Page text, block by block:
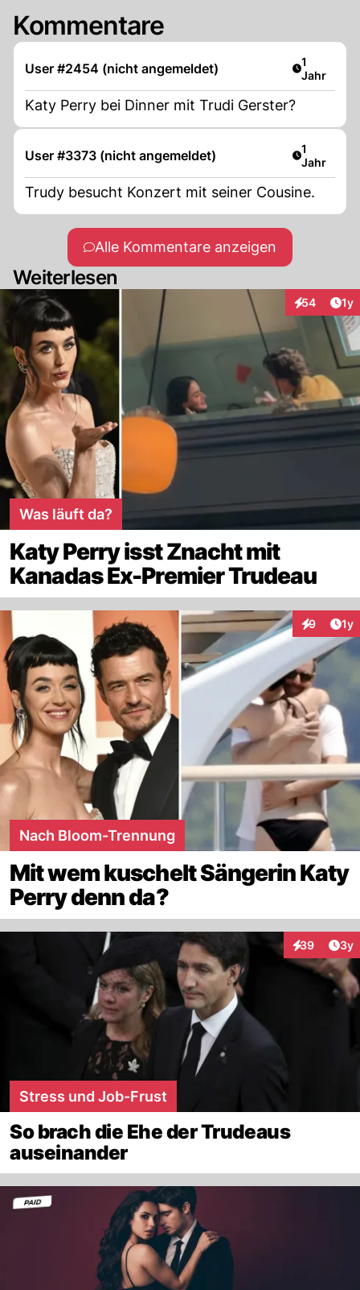
Kommentare
User #2454 (nicht angemeldet) Artikel
1
Jahr
Katy Perry bei Dinner mit Trudi Gerster?
User #3373 (nicht angemeldet) Artikel
1
Jahr
Trudy besucht Konzert mit seiner Cousine.
Alle Kommentare anzeigen
Weiterlesen
54 1y
Was läuft da?
Katy Perry isst Znacht mit
Kanadas Ex-Premier Trudeau
9 1y
Nach Bloom-Trennung
Mit wem kuschelt Sängerin Katy
Perry denn da?
39
Interaktionen
3y
Stress und Job-Frust
So brach die Ehe der Trudeaus
auseinander